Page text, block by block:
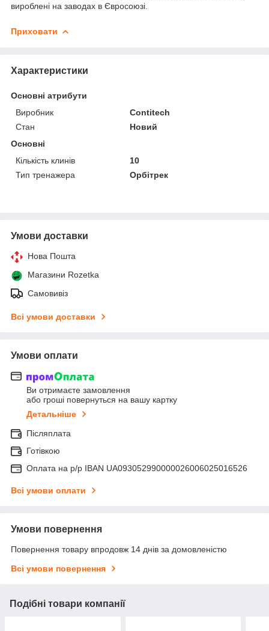
вироблені на заводах в Євросоюзі.
Приховати
Характеристики
Основні атрибути
Виробник
Contitech
Стан
Новий
Основні
Кількість клинів
10
Тип тренажера
Орбітрек
Умови доставки
Нова Пошта
Магазини Rozetka
Самовивіз
Всі умови доставки
Умови оплати
Ви отримаєте замовлення
або гроші повернуться на вашу картку
Детальніше
Післяплата
Готівкою
Оплата на р/р IBAN UA093052990000026006025016526
Всі умови оплати
Умови повернення
Повернення товару впродовж 14 днів за домовленістю
Всі умови повернення
Подібні товари компанії